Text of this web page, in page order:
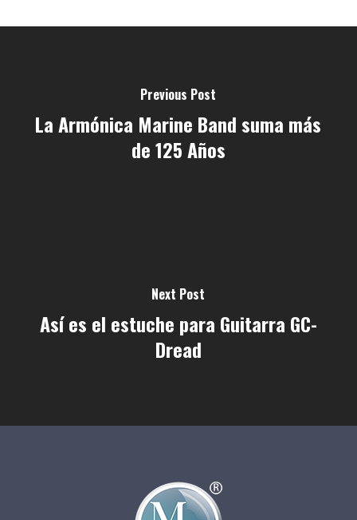
Previous Post
La Armónica Marine Band suma más
de 125 Años
Next Post
Así es el estuche para Guitarra GC-
Dread